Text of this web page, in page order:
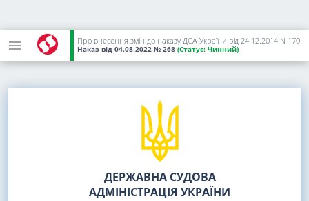
Про внесення змін до наказу ДСА України від 24.12.2014 N 170
Наказ від 04.08.2022 № 268 (Статус: Чинний)
ДЕРЖАВНА СУДОВА
АДМІНІСТРАЦІЯ УКРАЇНИ